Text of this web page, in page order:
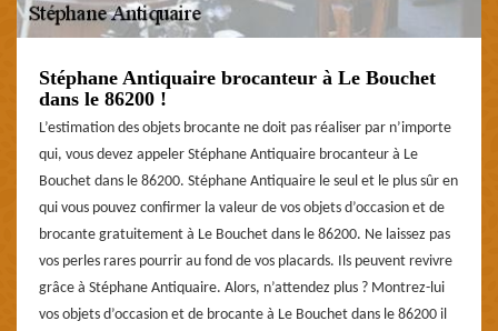
Stéphane Antiquaire brocanteur à Le Bouchet
dans le 86200 !
L’estimation des objets brocante ne doit pas réaliser par n’importe
qui, vous devez appeler Stéphane Antiquaire brocanteur à Le
Bouchet dans le 86200. Stéphane Antiquaire le seul et le plus sûr en
qui vous pouvez confirmer la valeur de vos objets d’occasion et de
brocante gratuitement à Le Bouchet dans le 86200. Ne laissez pas
vos perles rares pourrir au fond de vos placards. Ils peuvent revivre
grâce à Stéphane Antiquaire. Alors, n’attendez plus ? Montrez-lui
vos objets d’occasion et de brocante à Le Bouchet dans le 86200 il